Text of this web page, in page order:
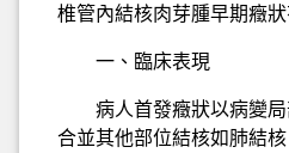
椎管內結核肉芽腫早期癥狀
一、臨床表現
病人首發癥狀以病變局
合並其他部位結核如肺結